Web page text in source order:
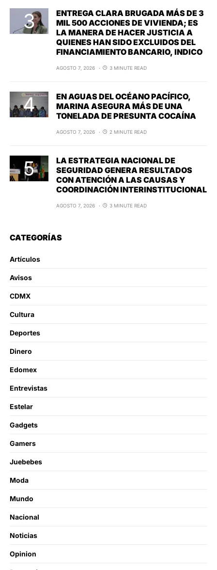
ENTREGA CLARA BRUGADA MÁS DE 3
MIL 500 ACCIONES DE VIVIENDA; ES
LA MANERA DE HACER JUSTICIA A
QUIENES HAN SIDO EXCLUIDOS DEL
FINANCIAMIENTO BANCARIO, INDICO
AGOSTO 7, 2026 3 MINUTE READ
EN AGUAS DEL OCÉANO PACÍFICO,
MARINA ASEGURA MÁS DE UNA
TONELADA DE PRESUNTA COCAÍNA
AGOSTO 7, 2026 2 MINUTE READ
LA ESTRATEGIA NACIONAL DE
SEGURIDAD GENERA RESULTADOS
CON ATENCIÓN A LAS CAUSAS Y
COORDINACIÓN INTERINSTITUCIONAL
AGOSTO 7, 2026 3 MINUTE READ
CATEGORÍAS
Artículos
Avisos
CDMX
Cultura
Deportes
Dinero
Edomex
Entrevistas
Estelar
Gadgets
Gamers
Juebebes
Moda
Mundo
Nacional
Noticias
Opinion